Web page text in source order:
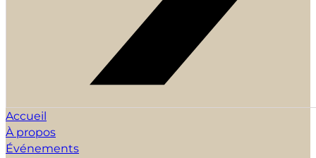
Accueil
À propos
Événements